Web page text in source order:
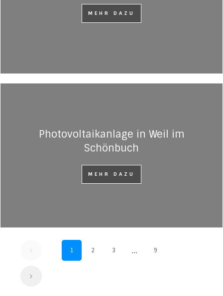
MEHR DAZU
Photovoltaikanlage in Weil im
Schönbuch
MEHR DAZU
1 2 3 ... 9